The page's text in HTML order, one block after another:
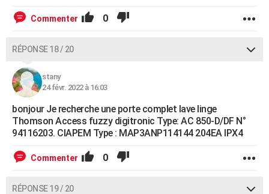
Commenter 0
RÉPONSE 18 / 20
stany
24 févr. 2022 à 16:03
bonjour Je recherche une porte complet lave linge
Thomson Access fuzzy digitronic Type: AC 850-D/DF N°
94116203. CIAPEM Type : MAP3ANP114144 204EA IPX4
Commenter 0
RÉPONSE 19 / 20